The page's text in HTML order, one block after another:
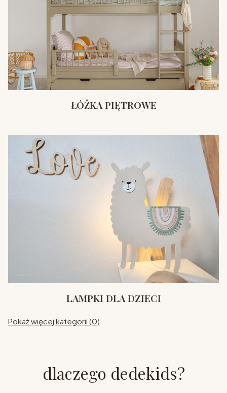
ŁÓŻKA PIĘTROWE
LAMPKI DLA DZIECI
Pokaż więcej kategorii (0)
dlaczego dedekids?